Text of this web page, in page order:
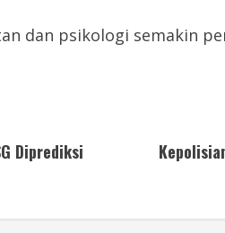
dan psikologi semakin
Diprediksi